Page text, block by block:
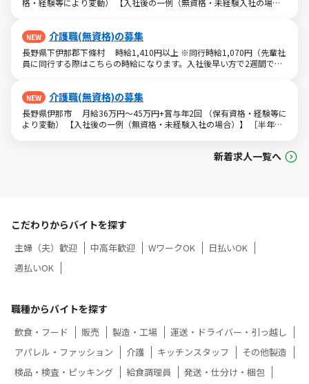
ルラボラトリー株式会社/Jf
33.6万円 ［入社2年半］ マネージャー／月給36万円 ※経験・能力等
を考慮。 ※勤務形態は「日勤＋夜勤」です。夜勤手当12回（6万円）を
含みます。超過分は別途支給となります。 esl0805_0453ユースタイ
ルラボラトリー株式会社/Je
NEW 介護職(無資格)の募集
長野県下伊那郡下條村 時給1,410円以上 ※同行時給1,070円（先輩社
員に同行する際はこちらの時給になります。入社後早い方で2週間で独
1,410円×8時間×12回=13万5,360円 週5回勤務の場合：1,410円×8時
間×20回=22万5,600円 esl0805_4441ユースタイルラボラトリー株
式会社/Ja
NEW 介護職(無資格)の募集
長野県伊那市 月給36万円～45万円+賞与年2回 （保有資格・経験等に
より変動） 【入社後の一例（無資格・未経験入社の場合）】 ［半年～
新着求人一覧へ
こだわりからバイトを探す
主婦（夫）歓迎 中高年歓迎 WワークOK
日払いOK
週払いOK
職種からバイトを探す
飲食・フード 販売 製造・工場
運送・ドライバー・引っ越し
アパレル・ファッション
介護 キッチンスタッフ
その他製造
検品・検査・ピッキング
給食調理員
発送・仕分け・梱包